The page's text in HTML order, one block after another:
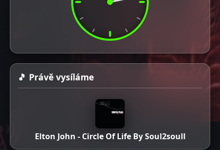
🎵 Právě vysíláme
Elton John - Circle Of Life By Soul2soull